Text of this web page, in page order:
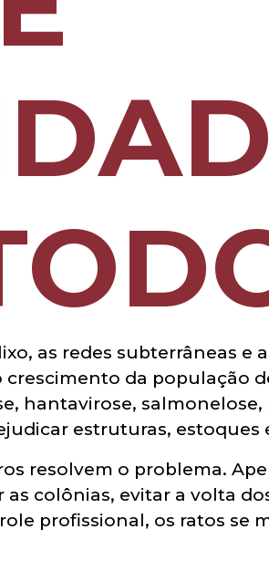
as redes subterrâneas e
da população
hantavirose,
estruturas, estoques
resolvem o problema.
colônias, evitar a volta
profissional, os ratos se